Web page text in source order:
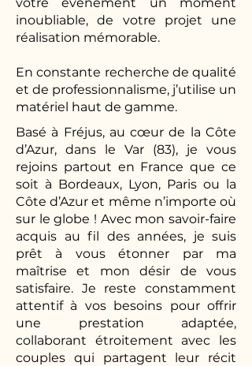
inoubliable, de votre projet une
réalisation mémorable.
En constante recherche de qualité
et de professionnalisme, j’utilise un
matériel haut de gamme.
Basé à Fréjus, au cœur de la Côte
d’Azur, dans le Var (83), je vous
rejoins partout en France que ce
soit à Bordeaux, Lyon, Paris ou la
Côte d’Azur et même n’importe où
sur le globe ! Avec mon savoir-faire
acquis au fil des années, je suis
prêt à vous étonner par ma
maîtrise et mon désir de vous
satisfaire. Je reste constamment
attentif à vos besoins pour offrir
une prestation adaptée,
collaborant étroitement avec les
couples qui partagent leur récit